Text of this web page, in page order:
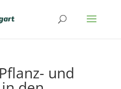
und